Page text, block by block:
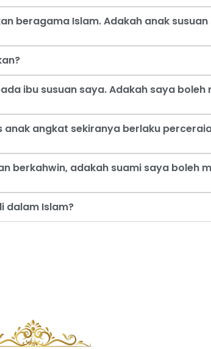
beragama Islam. Adakah anak
ibu susuan saya. Adakah saya
angkat sekiranya berlaku
berkahwin, adakah suami saya boleh
dalam Islam?